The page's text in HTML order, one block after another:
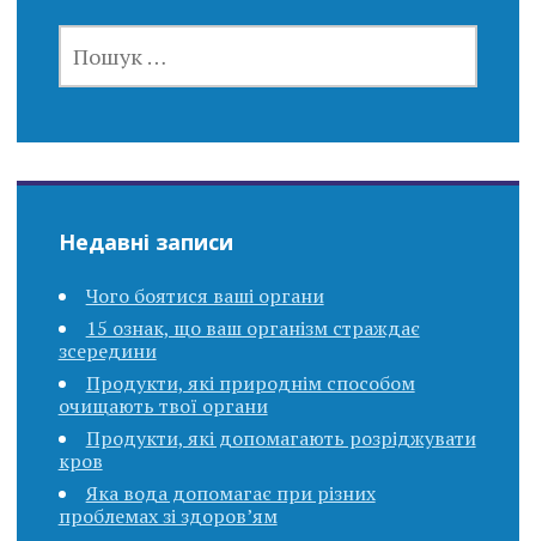
Недавні записи
Чого боятися ваші органи
15 ознак, що ваш організм страждає
зсередини
Продукти, які природнім способом
очищають твої органи
Продукти, які допомагають розріджувати
кров
Яка вода допомагає при різних
проблемах зі здоров’ям